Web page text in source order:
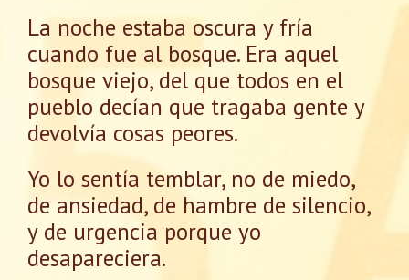
La noche estaba oscura y fría
cuando fue al bosque. Era aquel
bosque viejo, del que todos en el
pueblo decían que tragaba gente y
devolvía cosas peores.
Yo lo sentía temblar, no de miedo,
de ansiedad, de hambre de silencio,
y de urgencia porque yo
desapareciera.